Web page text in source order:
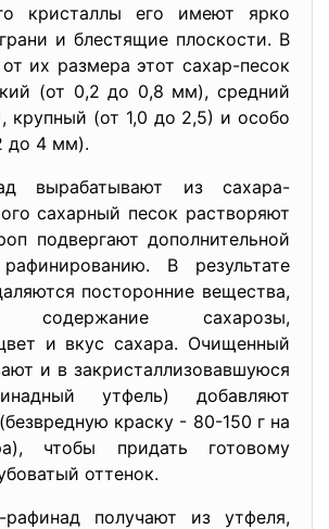
кристаллы его имеют ярко
и блестящие плоскости. В
их размера этот сахар-песок
(от 0,2 до 0,8 мм), средний
крупный (от 1,0 до 2,5) и особо
до 4 мм).
вырабатывают из сахара-
сахарный песок растворяют
подвергают дополнительной
В результате
посторонние вещества,
содержание сахарозы,
и вкус сахара. Очищенный
и в закристаллизовавшуюся
утфель) добавляют
краску - 80-150 г на
чтобы придать готовому
оттенок.
рафинад получают из утфеля,